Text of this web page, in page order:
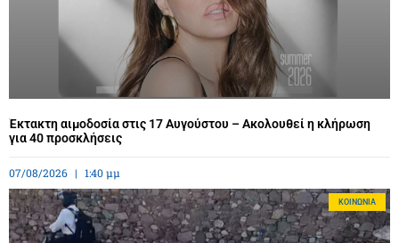
Έκτακτη αιμοδοσία στις 17 Αυγούστου – Ακολουθεί η κλήρωση
για 40 προσκλήσεις
07/08/2026 1:40 μμ
ΚΟΙΝΩΝΊΑ